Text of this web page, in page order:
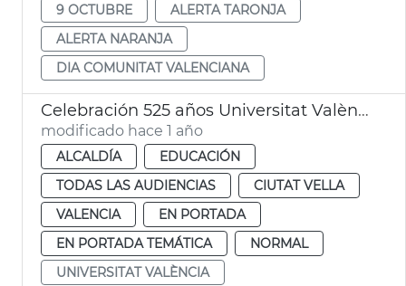
9 OCTUBRE
ALERTA TARONJA
ALERTA NARANJA
DIA COMUNITAT VALENCIANA
Celebración 525 años Universitat València
modificado hace 1 año
ALCALDÍA
EDUCACIÓN
TODAS LAS AUDIENCIAS
CIUTAT VELLA
VALENCIA
EN PORTADA
EN PORTADA TEMÁTICA
NORMAL
UNIVERSITAT VALÈNCIA